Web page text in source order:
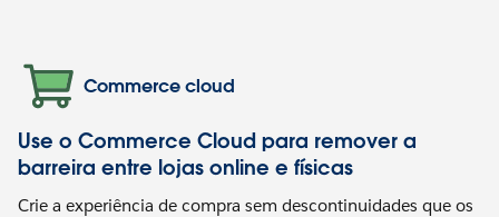
Commerce cloud
Use o Commerce Cloud para remover a
barreira entre lojas online e físicas
Crie a experiência de compra sem descontinuidades que os